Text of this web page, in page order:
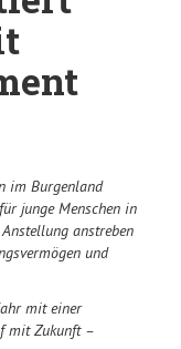
im Burgenland
junge Menschen in
anstreben
und
mit einer
mit Zukunft –